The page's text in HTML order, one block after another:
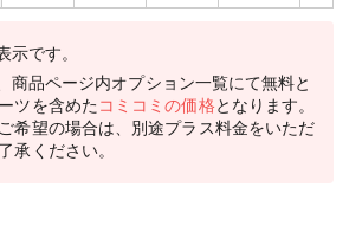
示です。
商品ページ内オプション一覧にて無料と
ツを含めたコミコミの価格となります。
希望の場合は、別途プラス料金をいただ
承ください。